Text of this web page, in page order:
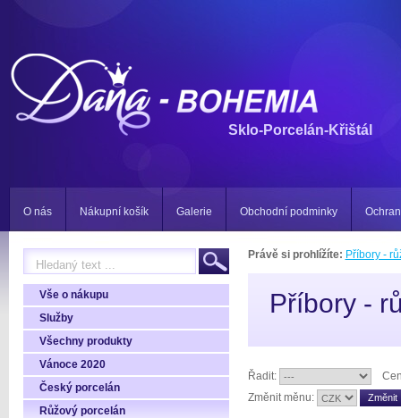
Sklo-Porcelán-Křištál
O nás Nákupní košík Galerie Obchodní podminky
Vše o nákupu
Služby
Všechny produkty
Vánoce 2020
Český porcelán
Růžový porcelán
Právě si prohlížíte: Příbory -
Příbory -
Řadit:
Změnit měnu: